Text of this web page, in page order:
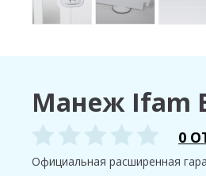
Манеж Ifam
0
Официальная расширенная